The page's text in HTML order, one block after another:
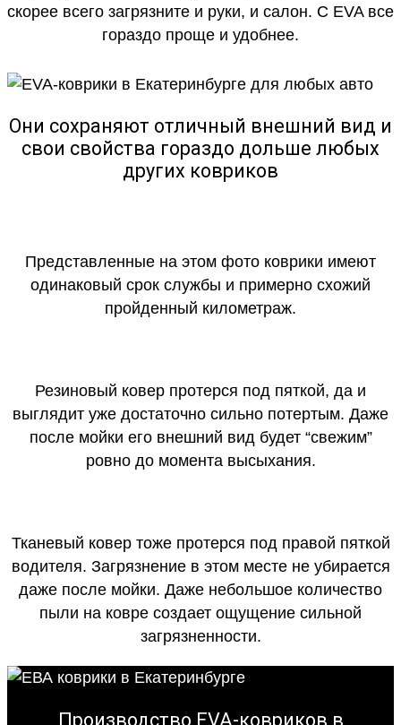
скорее всего загрязните и руки, и салон. С EVA все
гораздо проще и удобнее.
Они сохраняют отличный внешний вид и
свои свойства гораздо дольше любых
других ковриков
Представленные на этом фото коврики имеют
одинаковый срок службы и примерно схожий
пройденный километраж.
Резиновый ковер протерся под пяткой, да и
выглядит уже достаточно сильно потертым. Даже
после мойки его внешний вид будет “свежим”
ровно до момента высыхания.
Тканевый ковер тоже протерся под правой пяткой
водителя. Загрязнение в этом месте не убирается
даже после мойки. Даже небольшое количество
пыли на ковре создает ощущение сильной
загрязненности.
Производство EVA-ковриков в